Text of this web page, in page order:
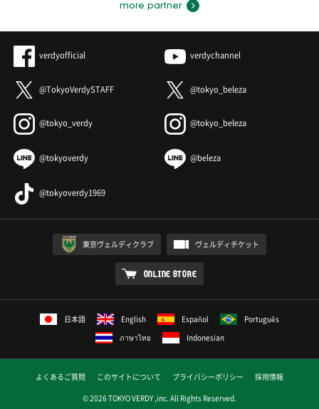
more partner
verdyofficial verdychannel
@TokyoVerdySTAFF @tokyo_beleza
@tokyo_verdy @tokyo_beleza
@tokyoverdy @beleza
@tokyoverdy1969
東京ヴェルディクラブ ヴェルディチケット
ONLINE STORE
日本語 English Español
Português
ภาษาไทย
Indonesian
よくあるご質問 このサイトについて プライバシーポリシー
採用情報
© 2026 TOKYO VERDY ,inc. All Rights Reserved.